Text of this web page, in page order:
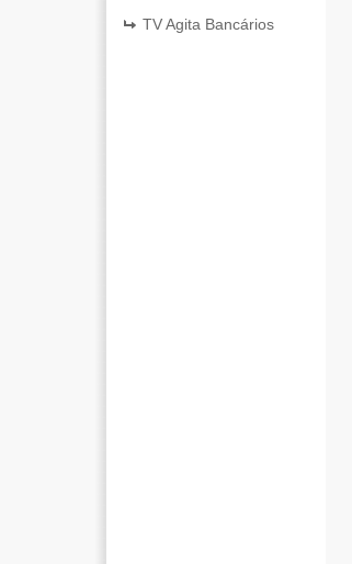
TV Agita Bancários